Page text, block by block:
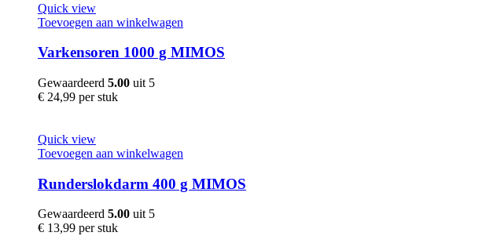
Quick view
Toevoegen aan winkelwagen
Varkensoren 1000 g MIMOS
Gewaardeerd 5.00 uit 5
€ 24,99 per stuk
Quick view
Toevoegen aan winkelwagen
Runderslokdarm 400 g MIMOS
Gewaardeerd 5.00 uit 5
€ 13,99 per stuk